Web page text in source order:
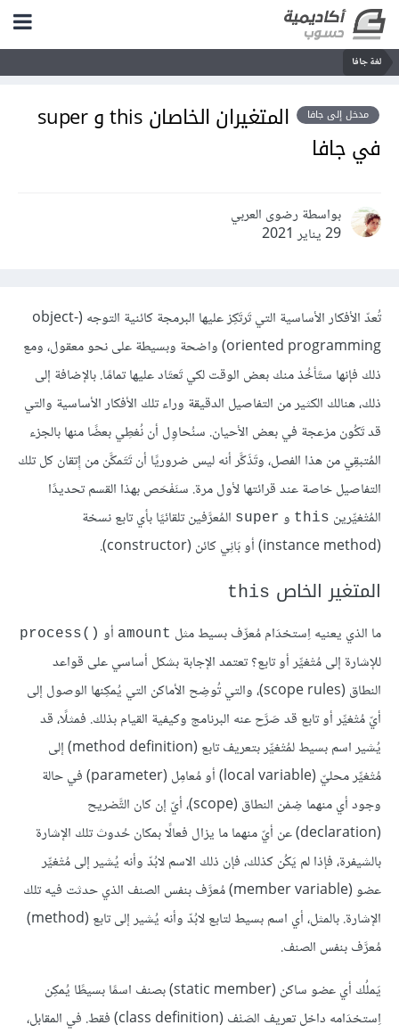
لغة جافا
مدخل إلى جافا
المتغيران الخاصان this و super
في جافا
بواسطة رضوى العربي
29 يناير 2021
تُعدّ الأفكار الأساسية التي تَرتَكِز عليها البرمجة كائنية التوجه (object-
oriented programming) واضحة وبسيطة على نحو معقول، ومع
ذلك فإنها ستَأخُذ منك بعض الوقت لكي تَعتَاد عليها تمامًا. بالإضافة إلى
ذلك، هنالك الكثير من التفاصيل الدقيقة وراء تلك الأفكار الأساسية والتي
قد تَكُون مزعجة في بعض الأحيان. سنُحاوِل أن نُغطِي بعضًا منها بالجزء
المُتبقِي من هذا الفصل، وتَذَكَّر أنه ليس ضروريًا أن تَتَمكَّن من إِتقان كل تلك
التفاصيل خاصة عند قرائتها لأول مرة. سنَفْحَص بهذا القسم تحديدًا
المُتْغيِّرين this و super المُعرَّفين تلقائيًا بأي تابع نسخة
(instance method) أو بَانِي كائن (constructor).
المتغير الخاص this
ما الذي يعنيه اِستخدَام مُعرِّف بسيط مثل amount أو process()‎
للإشارة إلى مُتْغيِّر أو تابع؟ تعتمد الإجابة بشكل أساسي على قواعد
النطاق (scope rules)، والتي تُوضِح الأماكن التي يُمكِنها الوصول إلى
أيّ مُتْغيِّر أو تابع قد صَرَّح عنه البرنامج وكيفية القيام بذلك. فمثلًا، قد
يُشير اسم بسيط لمُتْغيِّر بتعريف تابع (method definition) إلى
مُتْغيِّر محليّ (local variable) أو مُعامِل (parameter) في حالة
وجود أي منهما ضِمْن النطاق (scope)، أيّ إن كان التَّصْريح
(declaration) عن أيّ منهما ما يزال فعالًا بمكان حُدوث تلك الإشارة
بالشيفرة، فإذا لم يَكُن كذلك، فإن ذلك الاسم لابُدّ وأنه يُشير إلى مُتْغيِّر
عضو (member variable) مُعرَّف بنفس الصنف الذي حدثت فيه تلك
الإشارة. بالمثل، أي اسم بسيط لتابع لابُدّ وأنه يُشير إلى تابع (method)
مُعرَّف بنفس الصنف.
يَملُك أي عضو ساكن (static member) بصنف اسمًا بسيطًا يُمكِن
اِستخدَامه داخل تعريف الصَنْف (class definition) فقط. في المقابل،